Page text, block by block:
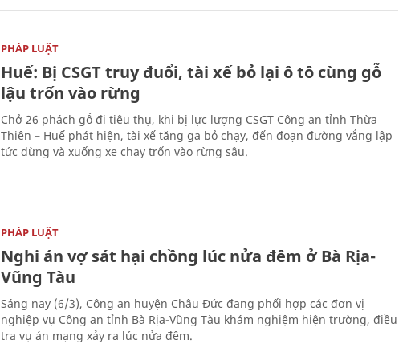
PHÁP LUẬT
Huế: Bị CSGT truy đuổi, tài xế bỏ lại ô tô cùng gỗ
lậu trốn vào rừng
Chở 26 phách gỗ đi tiêu thụ, khi bị lực lượng CSGT Công an tỉnh Thừa
Thiên – Huế phát hiện, tài xế tăng ga bỏ chạy, đến đoạn đường vắng lập
tức dừng và xuống xe chạy trốn vào rừng sâu.
PHÁP LUẬT
Nghi án vợ sát hại chồng lúc nửa đêm ở Bà Rịa-
Vũng Tàu
Sáng nay (6/3), Công an huyện Châu Đức đang phối hợp các đơn vị
nghiệp vụ Công an tỉnh Bà Rịa-Vũng Tàu khám nghiệm hiện trường, điều
tra vụ án mạng xảy ra lúc nửa đêm.